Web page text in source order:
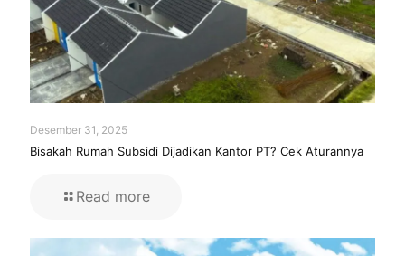
Desember 31, 2025
Bisakah Rumah Subsidi Dijadikan Kantor PT? Cek Aturannya
Read more